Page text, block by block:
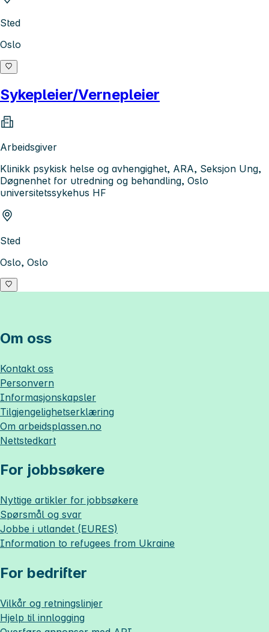
Sted
Oslo
Sykepleier/Vernepleier
Arbeidsgiver
Klinikk psykisk helse og avhengighet, ARA, Seksjon Ung,
Døgnenhet for utredning og behandling, Oslo
universitetssykehus HF
Sted
Oslo, Oslo
Om oss
Kontakt oss
Personvern
Informasjonskapsler
Tilgjengelighetserklæring
Om arbeidsplassen.no
Nettstedkart
For jobbsøkere
Nyttige artikler for jobbsøkere
Spørsmål og svar
Jobbe i utlandet (EURES)
Information to refugees from Ukraine
For bedrifter
Vilkår og retningslinjer
Hjelp til innlogging